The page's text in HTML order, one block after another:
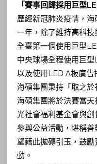
「賽事回歸採用巨型
歷經新冠肺炎疫情，
一年，除了維持高科
全臺第一個使用巨型
中央球場全程使用巨
以及使用LED A板廣告
海碩集團秉持「取之於
海碩集團將於決賽當
光社會福利基金會與
參與公益活動，堪稱
望藉此拋磚引玉，鼓
動。